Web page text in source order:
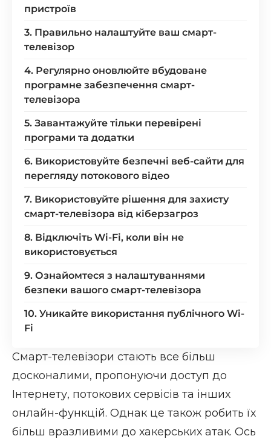
пристроїв
3. Правильно налаштуйте ваш смарт-
телевізор
4. Регулярно оновлюйте вбудоване
програмне забезпечення смарт-
телевізора
5. Завантажуйте тільки перевірені
програми та додатки
6. Використовуйте безпечні веб-сайти для
перегляду потокового відео
7. Використовуйте рішення для захисту
смарт-телевізора від кіберзагроз
8. Відключіть Wi-Fi, коли він не
використовується
9. Ознайомтеся з налаштуваннями
безпеки вашого смарт-телевізора
10. Уникайте використання публічного Wi-
Fi
Смарт-телевізори стають все більш
досконалими, пропонуючи доступ до
Інтернету, потокових сервісів та інших
онлайн-функцій. Однак це також робить їх
більш вразливими до хакерських атак. Ось